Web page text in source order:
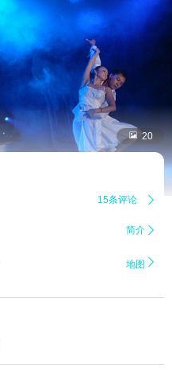
 20
15条评论 
简介 
地图 